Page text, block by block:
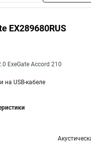
EX289680RUS
ExeGate Accord 210
на USB-кабеле